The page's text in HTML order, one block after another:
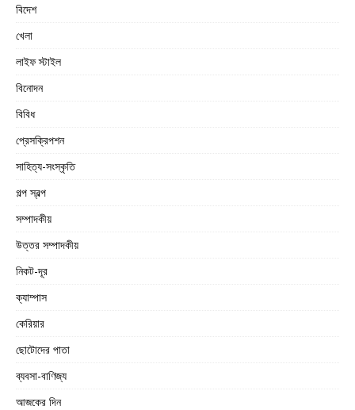
বিদেশ
খেলা
লাইফ স্টাইল
বিনোদন
বিবিধ
প্রেসক্রিপশন
সাহিত্য-সংস্কৃতি
গল্প স্বল্প
সম্পাদকীয়
উত্তর সম্পাদকীয়
নিকট-দূর
ক্যাম্পাস
কেরিয়ার
ছোটোদের পাতা
ব্যবসা-বাণিজ্য
আজকের দিন